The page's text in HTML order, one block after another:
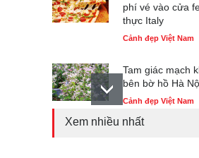
phí vé vào cửa
thực Italy
Cảnh đẹp Việt Nam
Tam giác mạch
bên bờ hồ Hà
Cảnh đẹp Việt Nam
Xem nhiều nhất